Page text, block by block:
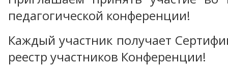
педагогической конференции!
Каждый участник получает
реестр участников Конференции!